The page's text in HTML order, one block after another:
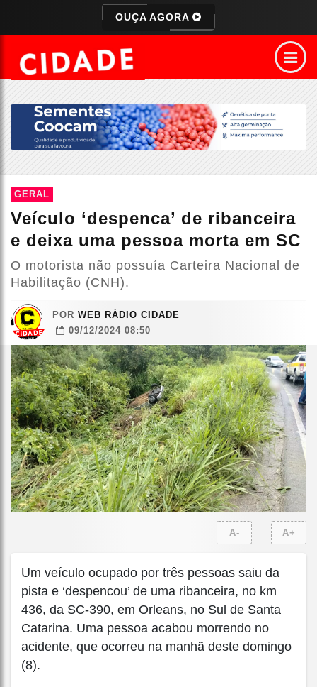
OUÇA AGORA
GERAL
Veículo ‘despenca’ de ribanceira
e deixa uma pessoa morta em SC
O motorista não possuía Carteira Nacional de
Habilitação (CNH).
POR WEB RÁDIO CIDADE
09/12/2024 08:50
A- A+
Um veículo ocupado por três pessoas saiu da
pista e ‘despencou’ de uma ribanceira, no km
436, da SC-390, em Orleans, no Sul de Santa
Catarina. Uma pessoa acabou morrendo no
acidente, que ocorreu na manhã deste domingo
(8).